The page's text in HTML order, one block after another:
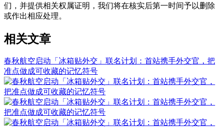
们，并提供相关权属证明，我们将在核实后第一时间予以删除
或作出相应处理。
相关文章
春秋航空启动「冰箱贴外交」联名计划：首站携手外交官，把
准点做成可收藏的记忆符号